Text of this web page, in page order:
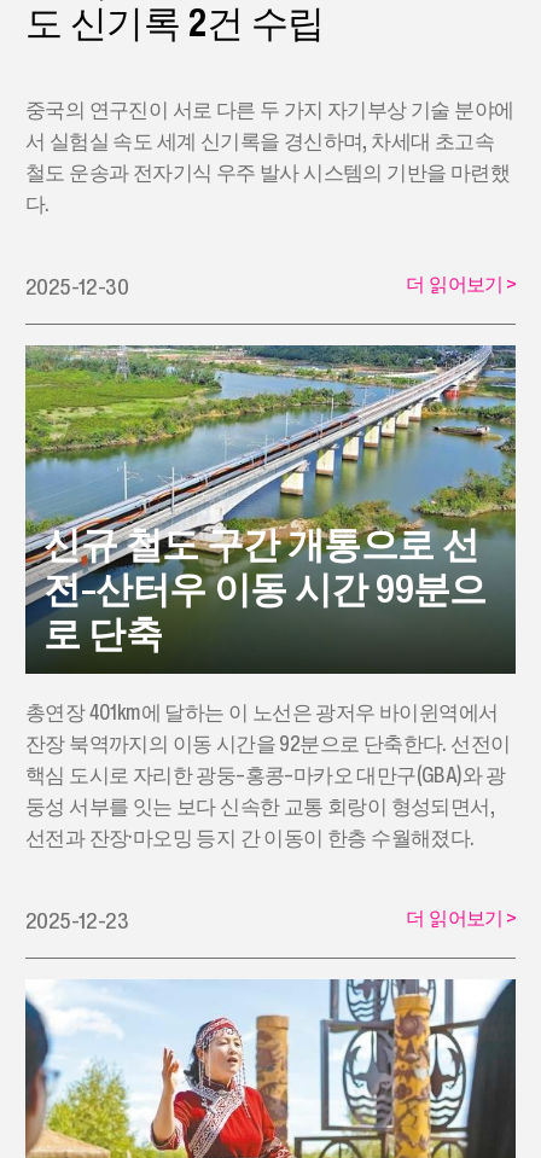
도 신기록 2건 수립
중국의 연구진이 서로 다른 두 가지 자기부상 기술 분야에
서 실험실 속도 세계 신기록을 경신하며, 차세대 초고속
철도 운송과 전자기식 우주 발사 시스템의 기반을 마련했
다.
2025-12-30 더 읽어보기 >
신규 철도 구간 개통으로 선
전–산터우 이동 시간 99분으
로 단축
총연장 401km에 달하는 이 노선은 광저우 바이윈역에서
잔장 북역까지의 이동 시간을 92분으로 단축한다. 선전이
핵심 도시로 자리한 광둥–홍콩–마카오 대만구(GBA)와 광
둥성 서부를 잇는 보다 신속한 교통 회랑이 형성되면서,
선전과 잔장·마오밍 등지 간 이동이 한층 수월해졌다.
2025-12-23 더 읽어보기 >